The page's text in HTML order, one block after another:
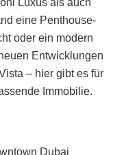
Luxus als auch
eine Penthouse-
oder ein modern
Entwicklungen
– hier gibt es für
Immobilie.
Dubai